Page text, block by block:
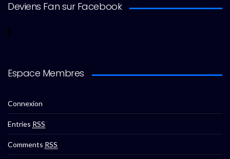
Deviens Fan sur Facebook
Espace Membres
Connexion
Entries RSS
Comments RSS